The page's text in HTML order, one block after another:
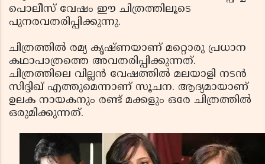
പൊലീസ് വേഷം ഈ ചിത്രത്തിലൂടെ
പുനരവതരിപ്പിക്കുന്നു.
ചിത്രത്തില്‍ രമ്യ കൃഷ്ണയാണ് മറ്റൊരു പ്രധാന
കഥാപാത്രത്തെ അവതരിപ്പിക്കുന്നത്.
ചിത്രത്തിലെ വില്ലന്‍ വേഷത്തില്‍ മലയാളി നടന്‍
സിദ്ദിഖ് എത്തുമെന്നാണ് സൂചന. ആദ്യമായാണ്
ഉലക നായകനും രണ്ട് മക്കളും ഒരേ ചിത്രത്തില്‍
ഒരുമിക്കുന്നത്.